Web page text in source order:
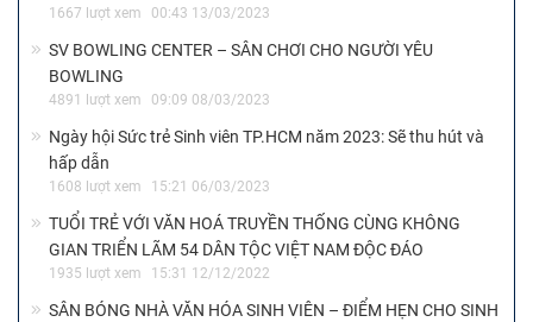
1667 lượt xem 00:43 13/03/2023
SV BOWLING CENTER – SÂN CHƠI CHO NGƯỜI YÊU
BOWLING
4891 lượt xem 09:09 08/03/2023
Ngày hội Sức trẻ Sinh viên TP.HCM năm 2023: Sẽ thu hút và
hấp dẫn
1608 lượt xem 15:21 06/03/2023
TUỔI TRẺ VỚI VĂN HOÁ TRUYỀN THỐNG CÙNG KHÔNG
GIAN TRIỂN LÃM 54 DÂN TỘC VIỆT NAM ĐỘC ĐÁO
1935 lượt xem 15:31 12/12/2022
SÂN BÓNG NHÀ VĂN HÓA SINH VIÊN – ĐIỂM HẸN CHO SINH